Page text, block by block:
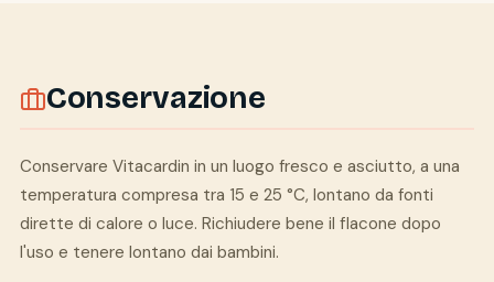
Conservazione
Conservare Vitacardin in un luogo fresco e asciutto, a una
temperatura compresa tra 15 e 25 °C, lontano da fonti
dirette di calore o luce. Richiudere bene il flacone dopo
l'uso e tenere lontano dai bambini.